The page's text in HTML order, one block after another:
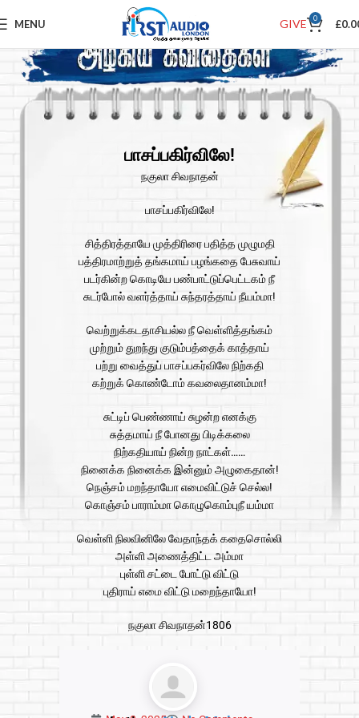
MENU GIVE 0 £
பாசப்பகிர்விலே!
நகுலா சிவநாதன்
பாசப்பகிர்விலே!
சித்திரத்தாயே முத்திரிரை பதித்த முழுமதி
பத்திரமாற்றுத் தங்கமாய் பழங்கதை பேசுவாய்
படர்கின்ற கொடியே பண்பாட்டுப்பெட்டகம் நீ
சுடர்போல் வளர்த்தாய் சுந்தரத்தாய் நீயம்மா!
வெற்றுக்கடதாசியல்ல நீ வெள்ளித்தங்கம்
முற்றும் துறந்து குடும்பத்தைக் காத்தாய்
பற்று வைத்துப் பாசப்பகர்விலே நிற்கதி
கற்றுக் கொண்டோம் கவலைதானம்மா!
சுட்டிப் பெண்ணாய் சுழன்ற எனக்கு
சுத்தமாய் நீ போனது பிடிக்கலை
நிற்கதியாய் நின்ற நாட்கள்……
நினைக்க நினைக்க இன்னும் அழுகைதான்!
நெஞ்சம் மறந்தாயோ எமைவிட்டுச் செல்ல!
கொஞ்சம் பாராம்மா கொழுகொம்புநீ யம்மா
வெள்ளி நிலவினிலே வேதாந்தக் கதைசொல்லி
அள்ளி அணைத்திட்ட அம்மா
புள்ளி சட்டை போட்டு விட்டு
புதிராய் எமை விட்டு மறைந்தாயோ!
நகுலா சிவநாதன்1806